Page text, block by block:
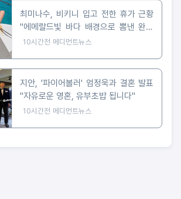
최미나수, 비키니 입고 전한 휴가 근황
"에메랄드빛 바다 배경으로 뽐낸 완벽
피지컬"
10시간전 메디먼트뉴스
지안, '파이어볼러' 엄정욱과 결혼 발표
"자유로운 영혼, 유부초밥 됩니다"
10시간전 메디먼트뉴스